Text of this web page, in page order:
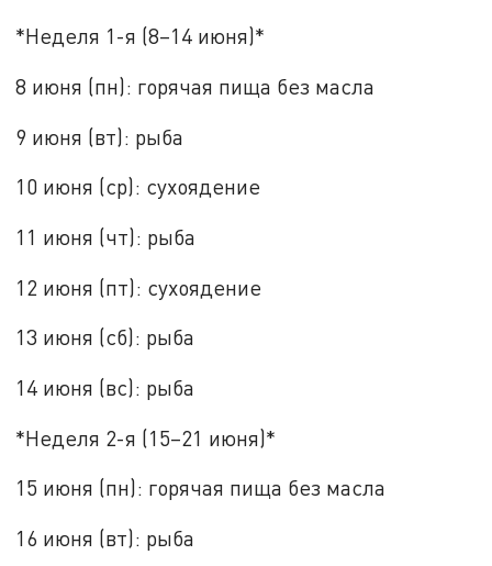
*Неделя 1-я (8–14 июня)*
8 июня (пн): горячая пища без масла
9 июня (вт): рыба
10 июня (ср): сухоядение
11 июня (чт): рыба
12 июня (пт): сухоядение
13 июня (сб): рыба
14 июня (вс): рыба
*Неделя 2-я (15–21 июня)*
15 июня (пн): горячая пища без масла
16 июня (вт): рыба